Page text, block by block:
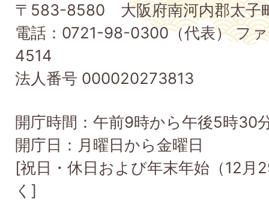
町
Taishi
Town
〒583-8580 大阪府南河内郡太子
電話：0721-98-0300（代表） フ
4514
法人番号 000020273813
開庁時間：午前9時から午後5時30
開庁日：月曜日から金曜日
[祝日・休日および年末年始（12月
く]